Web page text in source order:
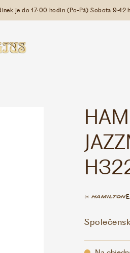
je do 17:00 hodin (Po-Pá) Sobota 9-12